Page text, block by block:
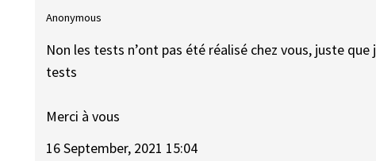
Anonymous
Non les tests n’ont pas été réalisé chez vous, juste
tests
Merci à vous
16 September, 2021 15:04